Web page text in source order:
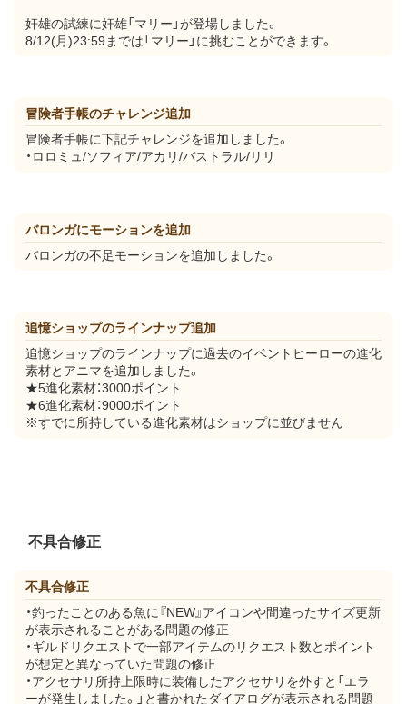
奸雄の試練に奸雄「マリー」が登場しました。
8/12(月)23:59までは「マリー」に挑むことができます。
冒険者手帳のチャレンジ追加
冒険者手帳に下記チャレンジを追加しました。
・ロロミュ/ソフィア/アカリ/バストラル/リリ
バロンガにモーションを追加
バロンガの不足モーションを追加しました。
追憶ショップのラインナップ追加
追憶ショップのラインナップに過去のイベントヒーローの進化
素材とアニマを追加しました。
★5進化素材：3000ポイント
★6進化素材：9000ポイント
※すでに所持している進化素材はショップに並びません
不具合修正
不具合修正
・釣ったことのある魚に『NEW』アイコンや間違ったサイズ更新
が表示されることがある問題の修正
・ギルドリクエストで一部アイテムのリクエスト数とポイント
が想定と異なっていた問題の修正
・アクセサリ所持上限時に装備したアクセサリを外すと「エラ
ーが発生しました。」と書かれたダイアログが表示される問題